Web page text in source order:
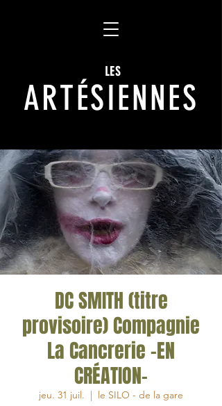
LES
ARTÉSIENNES
DC SMITH (titre
provisoire) Compagnie
La Cancrerie -EN
CRÉATION-
jeu. 31 juil.
  |
le SILO - de la gare